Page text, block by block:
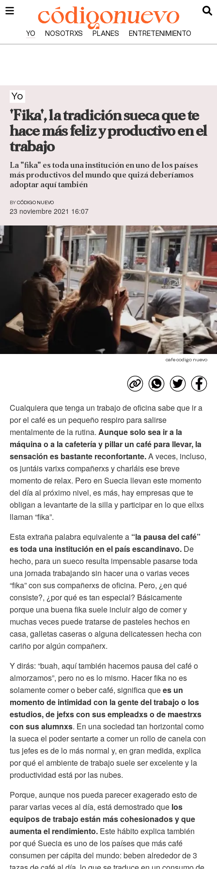
YO NOSOTRXS PLANES ENTRETENIMIENTO
Yo
'Fika', la tradición sueca que te
hace más feliz y productivo en el
trabajo
La "fika" es toda una institución en uno de los países
más productivos del mundo que quizá deberíamos
adoptar aquí también
BY CÓDIGO NUEVO
23 noviembre 2021 16:07
cafe codigo nuevo
Cualquiera que tenga un trabajo de oficina sabe que ir a
por el café es un pequeño respiro para salirse
mentalmente de la rutina. Aunque solo sea ir a la
máquina o a la cafetería y pillar un café para llevar, la
sensación es bastante reconfortante.A veces, incluso,
os juntáis varixs compañerxs y charláis ese breve
momento de relax. Pero en Suecia llevan este momento
del día al próximo nivel, es más, hay empresas que te
obligan a levantarte de la silla y participar en lo que ellxs
llaman “fika”.
Esta extraña palabra equivalente a “la pausa del café”
es toda una institución en el país escandinavo. De
hecho, para un sueco resulta impensable pasarse toda
una jornada trabajando sin hacer una o varias veces
“fika” con sus compañerxs de oficina. Pero, ¿en qué
consiste?, ¿por qué es tan especial? Básicamente
porque una buena fika suele incluir algo de comer y
muchas veces puede tratarse de pasteles hechos en
casa, galletas caseras o alguna delicatessen hecha con
cariño por algún compañerx.
Y dirás: “buah, aquí también hacemos pausa del café o
almorzamos”, pero no es lo mismo. Hacer fika no es
solamente comer o beber café, significa quees un
momento de intimidad con la gente del trabajo o los
estudios, de jefxs con sus empleadxs o de maestrxs
con sus alumnxs. En una sociedad tan horizontal como
la sueca el poder sentarte a comer un rollo de canela con
tus jefes es de lo más normal y, en gran medida, explica
por qué el ambiente de trabajo suele ser excelente y la
productividad está por las nubes.
Porque, aunque nos pueda parecer exagerado esto de
parar varias veces al día, está demostrado que los
equipos de trabajo están más cohesionados y que
aumenta el rendimiento. Este hábito explica también
por qué Suecia es uno de los países que más café
consumen per cápita del mundo: beben alrededor de 3